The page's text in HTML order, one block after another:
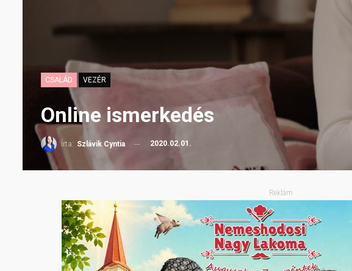
CSALÁD VEZÉR
Online ismerkedés
Írta: Szlávik Cyntia 2020.02.01.
Reklám